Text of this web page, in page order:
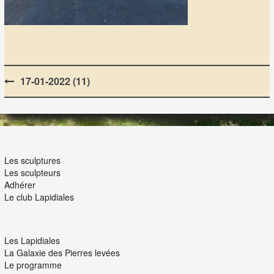
Post
navigation
17-01-2022 (11)
Les sculptures
Les sculpteurs
Adhérer
Le club Lapidiales
Les Lapidiales
La Galaxie des Pierres levées
Le programme